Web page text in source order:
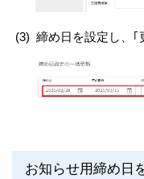
(3)締め日を設定し、｢
お知らせ用締め日